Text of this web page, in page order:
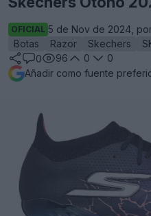
OFICIAL 5 de Nov de 2024,
Botas
Razor Skechers
0
96 0
0
Añadir como fuente